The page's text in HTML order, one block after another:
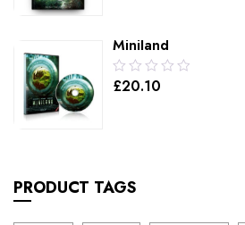
Miniland
0.00
out
£20.10
PRODUCT TAGS